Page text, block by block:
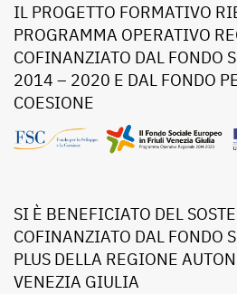
IL PROGETTO FORMATIVO
PROGRAMMA OPERATIVO
COFINANZIATO DAL FONDO
2014 – 2020 E DAL FONDO
COESIONE
SI È BENEFICIATO DEL
COFINANZIATO DAL FONDO
PLUS DELLA REGIONE
VENEZIA GIULIA